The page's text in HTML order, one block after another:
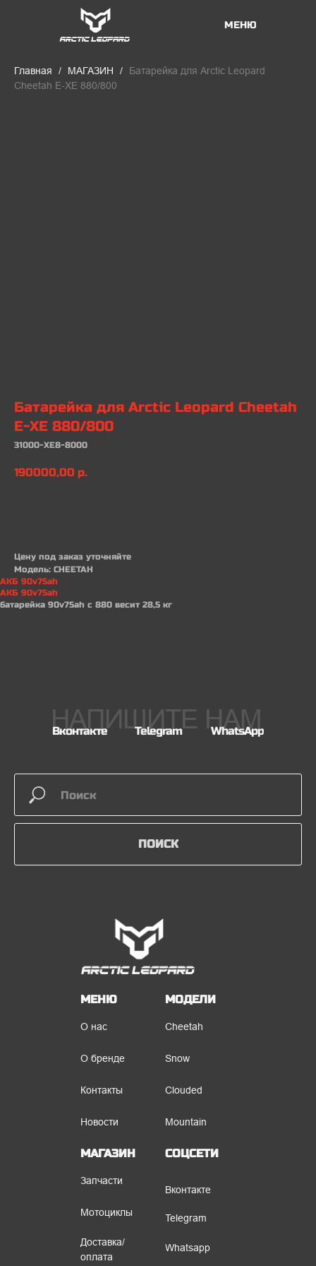
МЕНЮ
Главная МАГАЗИН
Батарейка для Arctic Leopard
Cheetah E-XE 880/800
Батарейка для Arctic Leopard Cheetah
E-XE 880/800
31000-XE8-8000
190000,00 р.
Цену под заказ уточняйте
Модель: CHEETAH
АКБ 90v75ah
АКБ 90v75ah
батарейка 90v75ah с 880 весит 28,5 кг
НАПИШИТЕ НАМ
Вконтакте Telegram WhatsApp
ПОИСК
Whatsapp
Telegram
Вконтакте
СОЦСЕТИ
Доставка/
оплата
Мотоциклы
Запчасти
МАГАЗИН
Mountain
Clouded
Snow
Cheetah
МОДЕЛИ
Новости
Контакты
О бренде
О нас
МЕНЮ